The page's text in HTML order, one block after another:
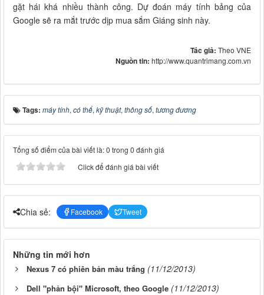
gặt hái khá nhiều thành công. Dự đoán máy tính bảng của
Google sẽ ra mắt trước dịp mua sắm Giáng sinh này.
Tác giả: Theo VNE
Nguồn tin: http://www.quantrimang.com.vn
Tags: máy tính, có thể, kỹ thuật, thông số, tương đương
Tổng số điểm của bài viết là: 0 trong 0 đánh giá
Click để đánh giá bài viết
Chia sẻ: Facebook Tweet
Những tin mới hơn
Nexus 7 có phiên bản màu trắng (11/12/2013)
Dell "phản bội" Microsoft, theo Google (11/12/2013)